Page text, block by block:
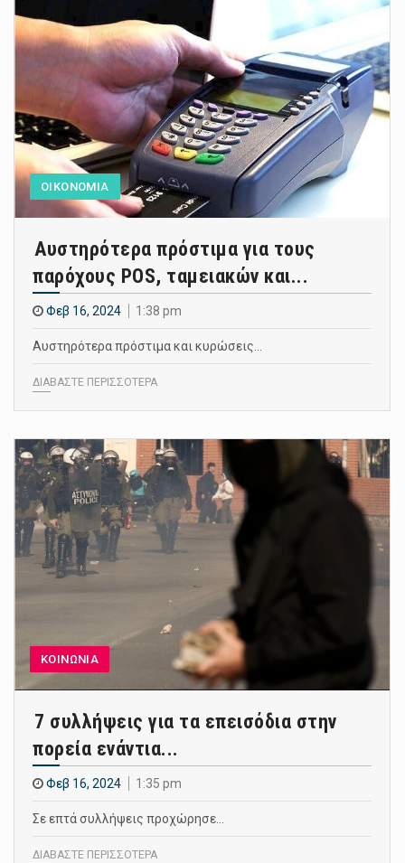
ΟΙΚΟΝΟΜΙΑ
Αυστηρότερα πρόστιμα για τους
παρόχους POS, ταμειακών και...
Φεβ 16, 2024 1:38 pm
Αυστηρότερα πρόστιμα και κυρώσεις…
ΔΙΑΒΑΣΤΕ ΠΕΡΙΣΣΟΤΕΡΑ
ΚΟΙΝΩΝΙΑ
7 συλλήψεις για τα επεισόδια στην
πορεία ενάντια...
Φεβ 16, 2024 1:35 pm
Σε επτά συλλήψεις προχώρησε…
ΔΙΑΒΑΣΤΕ ΠΕΡΙΣΣΟΤΕΡΑ